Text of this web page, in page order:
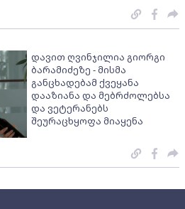
დავით ღვინჯილია გიორგი
ბარამიძეზე - მისმა
განცხადებამ ქვეყანა
დააზიანა და მებრძოლებსა
და ვეტერანებს
შეურაცხყოფა მიაყენა